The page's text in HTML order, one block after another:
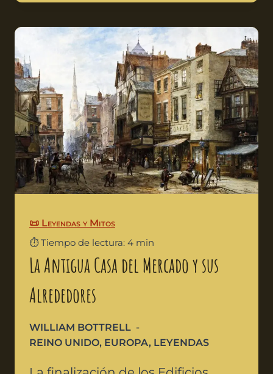
📜 Leyendas y Mitos
⏱️ Tiempo de lectura: 4 min
La Antigua Casa del Mercado y sus
Alrededores
WILLIAM BOTTRELL
REINO UNIDO, EUROPA, LEYENDAS